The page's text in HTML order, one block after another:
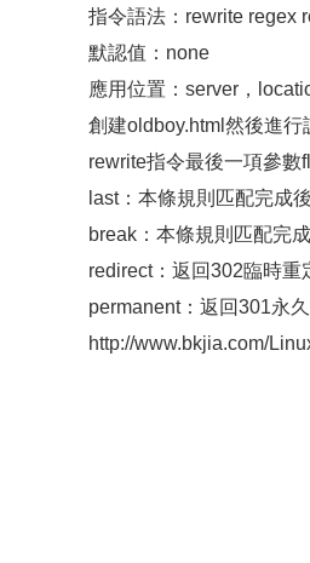
指令語法：rewrite regex
默認值：none
應用位置：server，
創建oldboy.html然後進行
rewrite指令最後一項參數
last：本條規則匹配完成
break：本條規則匹配完
redirect：返回302臨時重
permanent：返回301永
http://www.bkjia.com/